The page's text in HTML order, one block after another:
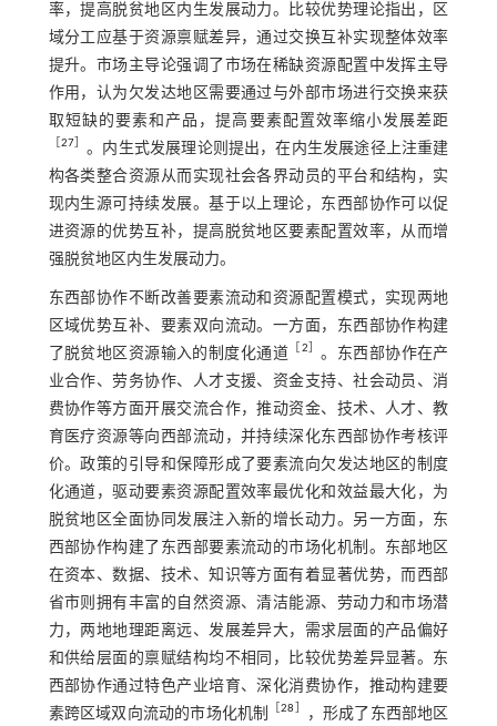
率，提高脱贫地区内生发展动力。比较优势理论指出，区
域分工应基于资源禀赋差异，通过交换互补实现整体效率
提升。市场主导论强调了市场在稀缺资源配置中发挥主导
作用，认为欠发达地区需要通过与外部市场进行交换来获
取短缺的要素和产品，提高要素配置效率缩小发展差距
［27］ 。内生式发展理论则提出，在内生发展途径上注重建
构各类整合资源从而实现社会各界动员的平台和结构，实
现内生源可持续发展。基于以上理论，东西部协作可以促
进资源的优势互补，提高脱贫地区要素配置效率，从而增
强脱贫地区内生发展动力。
东西部协作不断改善要素流动和资源配置模式，实现两地
区域优势互补、要素双向流动。一方面，东西部协作构建
了脱贫地区资源输入的制度化通道 ［2］ 。东西部协作在产
业合作、劳务协作、人才支援、资金支持、社会动员、消
费协作等方面开展交流合作，推动资金、技术、人才、教
育医疗资源等向西部流动，并持续深化东西部协作考核评
价。政策的引导和保障形成了要素流向欠发达地区的制度
化通道，驱动要素资源配置效率最优化和效益最大化，为
脱贫地区全面协同发展注入新的增长动力。另一方面，东
西部协作构建了东西部要素流动的市场化机制。东部地区
在资本、数据、技术、知识等方面有着显著优势，而西部
省市则拥有丰富的自然资源、清洁能源、劳动力和市场潜
力，两地地理距离远、发展差异大，需求层面的产品偏好
和供给层面的禀赋结构均不相同，比较优势差异显著。东
西部协作通过特色产业培育、深化消费协作，推动构建要
素跨区域双向流动的市场化机制
［28］
，形成了东西部地区